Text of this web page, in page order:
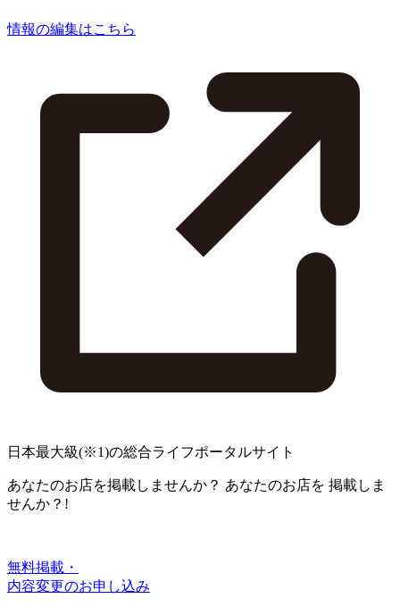
情報の編集はこちら
日本最大級(※1)の総合ライフポータルサイト
あなたのお店を掲載しませんか？ あなたのお店を 掲載しま
せんか？!
無料掲載・
内容変更のお申し込み